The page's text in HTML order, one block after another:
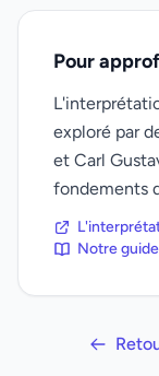
Pour
exploré par
et Carl
fondements
Notre